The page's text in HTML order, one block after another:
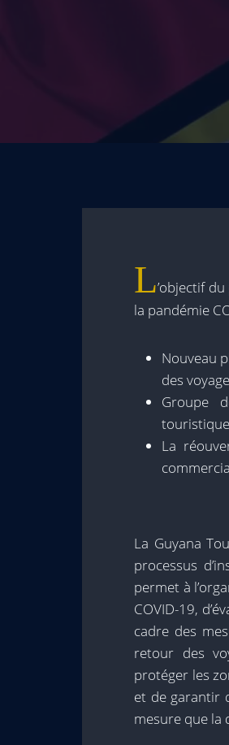
L’objectif
la pandémie
Nouveau
des
Groupe
La
La Guyana
processus
permet à
COVID-19,
cadre des
retour des
protéger les
et de garantir
mesure que la